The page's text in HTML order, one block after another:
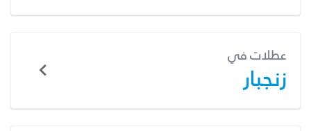
عطلات في
زنجبار